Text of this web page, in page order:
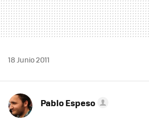
18 Junio 2011
Pablo Espeso